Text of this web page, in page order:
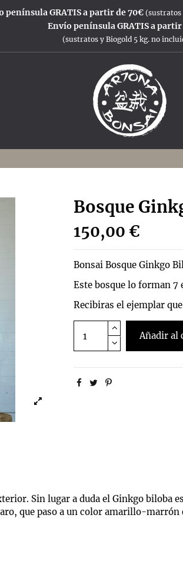
península GRATIS a partir de 70€(sustratos
Envío península GRATIS a partir
(sustratos y Biogold 5 kg. no
Bosque
150,00 €
Bonsai Bosque Ginkgo
Este bosque lo forman 7
Recibiras el ejemplar
Añadir al
Sin lugar a duda el Ginkgo biloba
que paso a un color amarillo-